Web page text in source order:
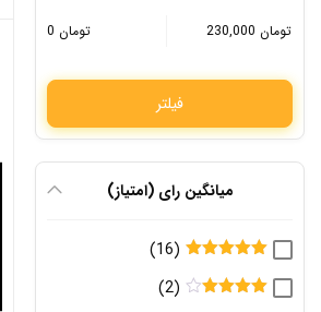
0 تومان 230,000 تومان
فیلتر
میانگین رای (امتیاز)
5
(16)
(2)